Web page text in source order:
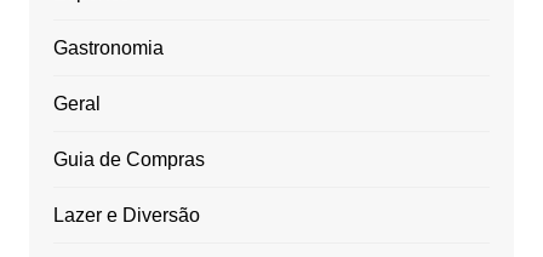
Gastronomia
Geral
Guia de Compras
Lazer e Diversão